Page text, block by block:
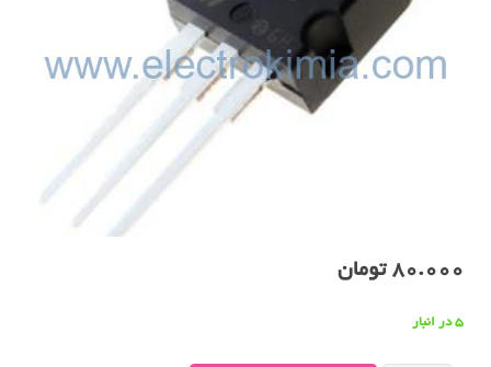
80.000 تومان
5 در انبار